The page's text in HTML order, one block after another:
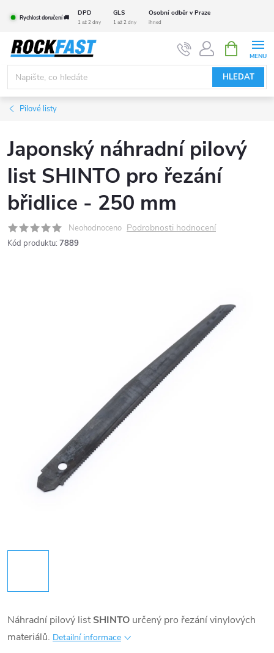
obsah
Rychlost doručení 🚚
DPD GLS Osobní odběr v Praze
1 až 2 dny 1 až 2 dny ihned
HLEDAT
NÁKUPNÍ
KOŠÍK
Pilové listy
Japonský náhradní pilový
list SHINTO pro řezání
břidlice - 250 mm
Neohodnoceno Podrobnosti hodnocení
Kód produktu: 7889
Náhradní pilový listSHINTO určený pro řezání vinylových
materiálů. Detailní informace